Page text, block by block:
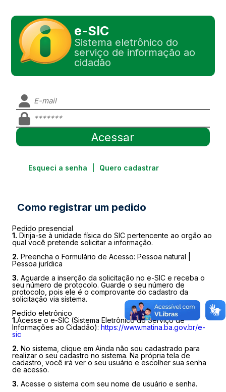
e-SIC
Sistema eletrônico do
serviço de informação ao
cidadão
Esqueci a senha Quero cadastrar
Como registrar um pedido
Pedido presencial
1. Dirija-se à unidade física do SIC pertencente ao orgão ao
qual você pretende solicitar a informação.
2. Preencha o Formulário de Acesso: Pessoa natural |
Pessoa jurídica
3. Aguarde a inserção da solicitação no e-SIC e receba o
seu número de protocolo. Guarde o seu número de
protocolo, pois ele é o comprovante do cadastro da
solicitação via sistema.
Pedido eletrônico
1.Acesse o e-SIC (Sistema Eletrônico do Serviço de
Informações ao Cidadão): https://www.matina.ba.gov.br/e-
sic
2. No sistema, clique em Ainda não sou cadastrado para
realizar o seu cadastro no sistema. Na própria tela de
cadastro, você irá ver o seu usuário e escolher sua senha
de acesso.
3. Acesse o sistema com seu nome de usuário e senha.